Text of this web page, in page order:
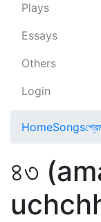
Plays
Essays
Others
Login
HomeSongs
৪৩